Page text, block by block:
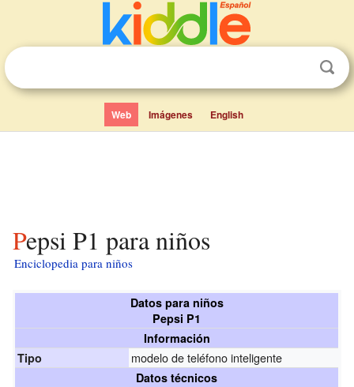
Web Imágenes English
Pepsi P1 para niños
Enciclopedia para niños
Datos para niños
Pepsi P1
Información
Tipo
modelo de teléfono inteligente
Datos técnicos